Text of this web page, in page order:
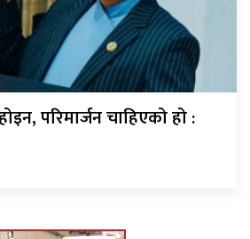
परिमार्जन चाहिएको हो :